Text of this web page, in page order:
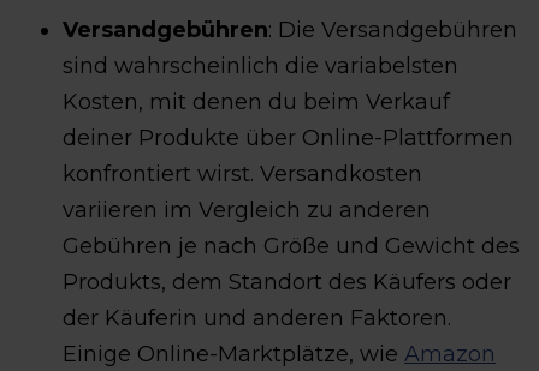
Versandgebühren: Die Versandgebühren
sind wahrscheinlich die variabelsten
Kosten, mit denen du beim Verkauf
deiner Produkte über Online-Plattformen
konfrontiert wirst. Versandkosten
variieren im Vergleich zu anderen
Gebühren je nach Größe und Gewicht des
Produkts, dem Standort des Käufers oder
der Käuferin und anderen Faktoren.
Einige Online-Marktplätze, wie Amazon